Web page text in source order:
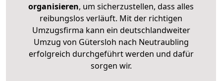
organisieren, um sicherzustellen, dass alles
reibungslos verläuft. Mit der richtigen
Umzugsfirma kann ein deutschlandweiter
Umzug von Gütersloh nach Neutraubling
erfolgreich durchgeführt werden und dafür
sorgen wir.